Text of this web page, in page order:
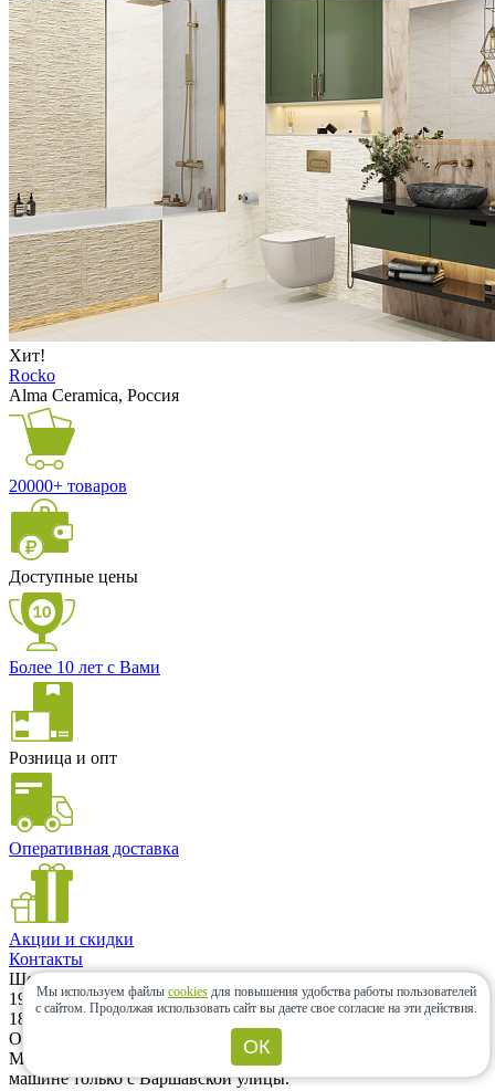
Хит!
Rocko
Alma Ceramica, Россия
20000+ товаров
Доступные цены
Более 10 лет с Вами
Розница и опт
Оперативная доставка
Акции и скидки
Контакты
Шоу-рум
196066, г. Санкт-Петербург, Московский проспект, дом 183–
185Ак2А. Шоу-рум находится на территории ЖК «Граф
Орлов». (500м от метро Московская) Вход возможен с
Московского проспекта и с Варшавской улицы. Заезд на
машине только с Варшавской улицы.
Мы используем файлы cookies для повышения удобства работы пользователей
с сайтом. Продолжая использовать сайт вы даете свое согласие на эти действия.
ОК